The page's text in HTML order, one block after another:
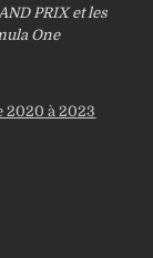
PRIX et les
One
2020 à 2023